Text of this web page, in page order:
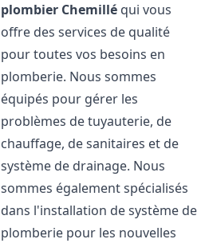
plombier Chemillé qui vous
offre des services de qualité
pour toutes vos besoins en
plomberie. Nous sommes
équipés pour gérer les
problèmes de tuyauterie, de
chauffage, de sanitaires et de
système de drainage. Nous
sommes également spécialisés
dans l'installation de système de
plomberie pour les nouvelles